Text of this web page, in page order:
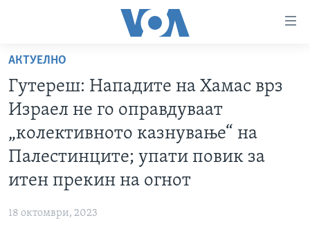
пристапност
Премини
на
главната
содржина
Премини
до
страната
навигација
РУБРИКИ
ФОТОГАЛЕРИИ
ДОКУМЕНТАРЦИ
АРХИВИРАНА ПРОГРАМА
АКТУЕЛНО
Гутереш: Нападите на Хамас врз
Израел не го оправдуваат
„колективното казнување“ на
Палестинците; упати повик за
итен прекин на огнот
18 октомври, 2023